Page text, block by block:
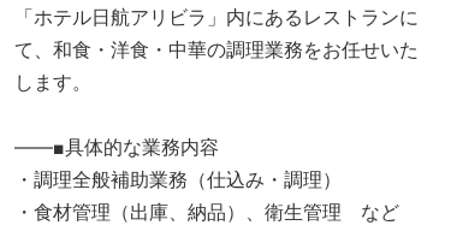
「ホテル日航アリビラ」内にあるレストランに
て、和食・洋食・中華の調理業務をお任せいた
します。
――■具体的な業務内容
・調理全般補助業務（仕込み・調理）
・食材管理（出庫、納品）、衛生管理 など